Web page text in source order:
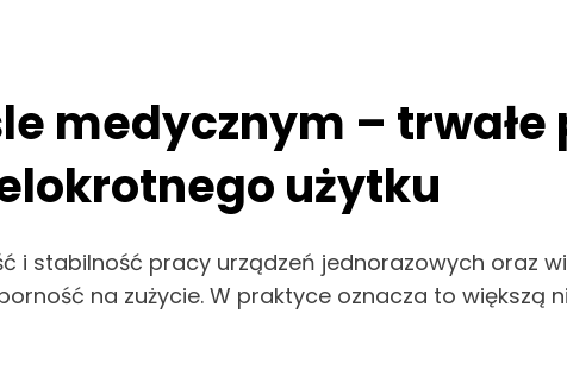
medycznym – trwałe
użytku
i stabilność pracy urządzeń jednorazowych oraz
na zużycie. W praktyce oznacza to większą